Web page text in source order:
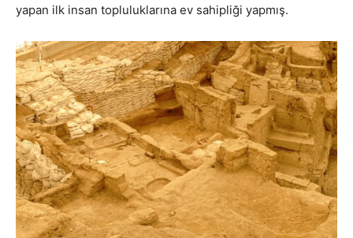
yapan ilk insan topluluklarına ev sahipliği yapmış.